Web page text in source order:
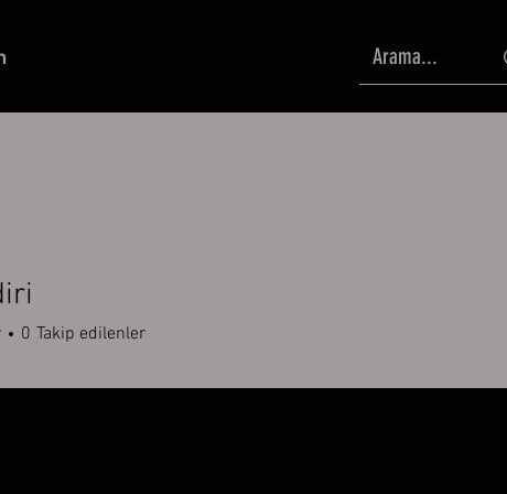
0 Takip edilenler